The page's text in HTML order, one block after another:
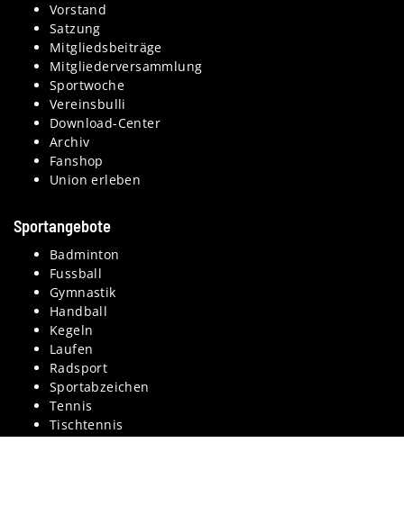
Vorstand
Satzung
Mitgliedsbeiträge
Mitgliederversammlung
Sportwoche
Vereinsbulli
Download-Center
Archiv
Fanshop
Union erleben
Sportangebote
Badminton
Fussball
Gymnastik
Handball
Kegeln
Laufen
Radsport
Sportabzeichen
Tennis
Tischtennis